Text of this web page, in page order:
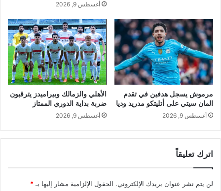
أغسطس 9, 2026
مرموش يسجل هدفين في تقدم
المان سيتي على أتليتكو مدريد وديا
أغسطس 9, 2026
الأهلي والزمالك وبيراميدز يترقبون
ضربة بداية الدوري الممتاز
أغسطس 9, 2026
اترك تعليقاً
لن يتم نشر عنوان بريدك الإلكتروني. الحقول الإلزامية مشار إليها بـ*